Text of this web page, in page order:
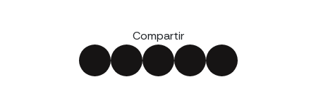
Compartir